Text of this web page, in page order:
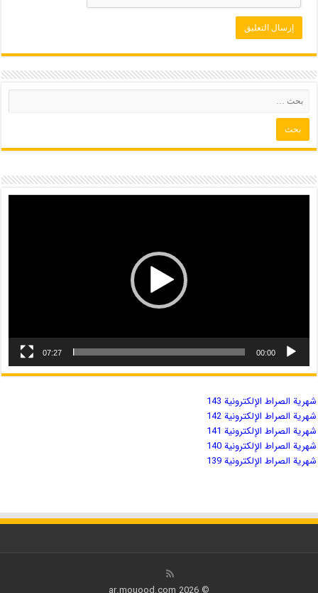
00:00
07:27
شهریة الصراط الإلكترونية 143
شهریة الصراط الإلكترونية 142
شهریة الصراط الإلكترونية 141
شهریة الصراط الإلكترونية 140
شهریة الصراط الإلكترونية 139